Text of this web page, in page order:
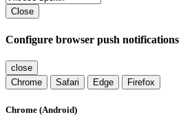
Close
Configure browser push notifications
close
Chrome
Safari Edge Firefox
Chrome (Android)